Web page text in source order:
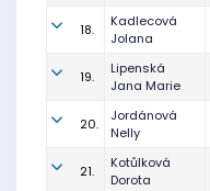
18.
Kadlecová
Jolana
19.
Lipenská
Jana Marie
20.
Jordánová
Nelly
21.
Kotůlková
Dorota